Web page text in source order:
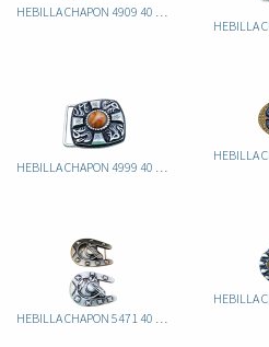
HEBILLA CHAPON 4909 40 ITA